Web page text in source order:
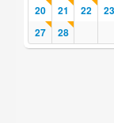
20 21 22 23
27
28